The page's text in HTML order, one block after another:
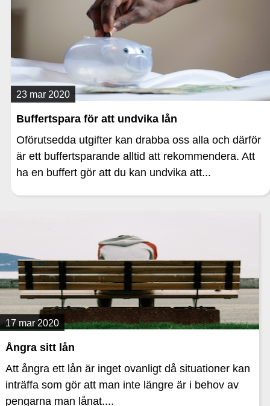
23 mar 2020
Buffertspara för att undvika lån
Oförutsedda utgifter kan drabba oss alla och därför
är ett buffertsparande alltid att rekommendera. Att
ha en buffert gör att du kan undvika att...
17 mar 2020
Ångra sitt lån
Att ångra ett lån är inget ovanligt då situationer kan
inträffa som gör att man inte längre är i behov av
pengarna man lånat....